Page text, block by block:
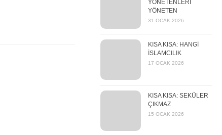
YÖNETENLERİ
YÖNETEN
31 OCAK 2026
KISA KISA: HANGİ
İSLAMCILIK
17 OCAK 2026
KISA KISA: SEKÜLER
ÇIKMAZ
15 OCAK 2026